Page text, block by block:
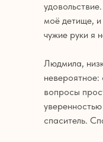
моё детище, и
чужие руки я
Людмила,
вопросы
спаситель.